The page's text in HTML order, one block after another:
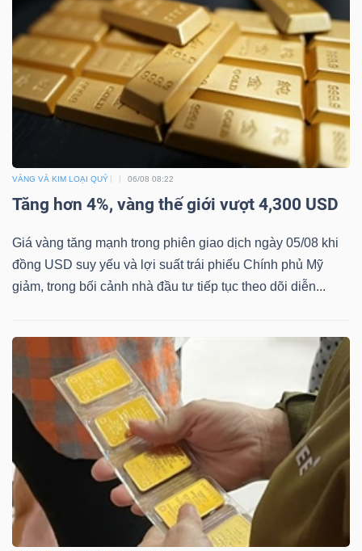
VÀNG VÀ KIM LOẠI QUÝ 06/08 08:22
Tăng hơn 4%, vàng thế giới vượt 4,300 USD
Giá vàng tăng mạnh trong phiên giao dịch ngày 05/08 khi
đồng USD suy yếu và lợi suất trái phiếu Chính phủ Mỹ
giảm, trong bối cảnh nhà đầu tư tiếp tục theo dõi diễn...